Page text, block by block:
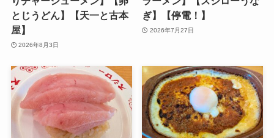
とじうどん】【天一と古本
屋】
2026年8月3日
ぎ】【停電！】
2026年7月27日